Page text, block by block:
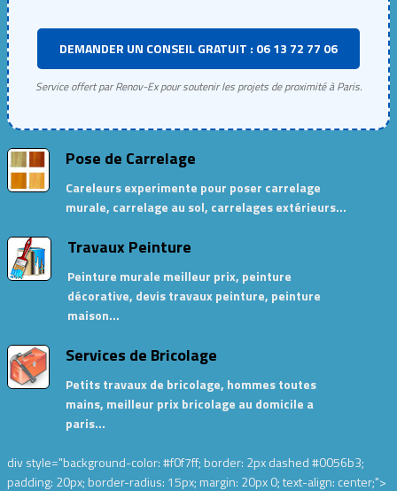
DEMANDER UN CONSEIL GRATUIT : 06 13 72 77 06
Service offert par Renov-Ex pour soutenir les projets de proximité à Paris.
Pose de Carrelage
Careleurs experimente pour poser carrelage
murale, carrelage au sol, carrelages extérieurs…
Travaux Peinture
Peinture murale meilleur prix, peinture
décorative, devis travaux peinture, peinture
maison…
Services de Bricolage
Petits travaux de bricolage, hommes toutes
mains, meilleur prix bricolage au domicile a
paris…
div style="background-color: #f0f7ff; border: 2px dashed #0056b3;
padding: 20px; border-radius: 15px; margin: 20px 0; text-align: center;">